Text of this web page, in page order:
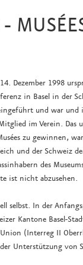
Dezember 1998
in Basel in der
und war
im Verein.
zu gewinnen,
und der Schweiz
des
ist nicht abzusehen.
selbst. In der
Kantone Basel-
Union (Interreg II
Unterstützung